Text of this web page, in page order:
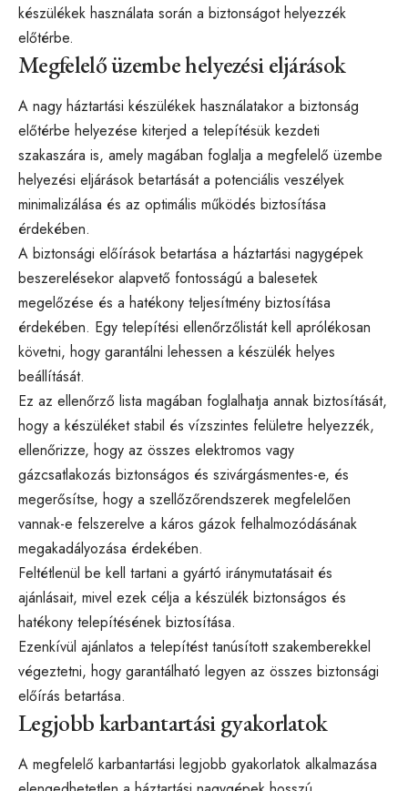
készülékek használata során a biztonságot helyezzék
előtérbe.
Megfelelő üzembe helyezési eljárások
A nagy háztartási készülékek használatakor a biztonság
előtérbe helyezése kiterjed a telepítésük kezdeti
szakaszára is, amely magában foglalja a megfelelő üzembe
helyezési eljárások betartását a potenciális veszélyek
minimalizálása és az optimális működés biztosítása
érdekében.
A biztonsági előírások betartása a háztartási nagygépek
beszerelésekor alapvető fontosságú a balesetek
megelőzése és a hatékony teljesítmény biztosítása
érdekében. Egy telepítési ellenőrzőlistát kell aprólékosan
követni, hogy garantálni lehessen a készülék helyes
beállítását.
Ez az ellenőrző lista magában foglalhatja annak biztosítását,
hogy a készüléket stabil és vízszintes felületre helyezzék,
ellenőrizze, hogy az összes elektromos vagy
gázcsatlakozás biztonságos és szivárgásmentes-e, és
megerősítse, hogy a szellőzőrendszerek megfelelően
vannak-e felszerelve a káros gázok felhalmozódásának
megakadályozása érdekében.
Feltétlenül be kell tartani a gyártó iránymutatásait és
ajánlásait, mivel ezek célja a készülék biztonságos és
hatékony telepítésének biztosítása.
Ezenkívül ajánlatos a telepítést tanúsított szakemberekkel
végeztetni, hogy garantálható legyen az összes biztonsági
előírás betartása.
Legjobb karbantartási gyakorlatok
A megfelelő karbantartási legjobb gyakorlatok alkalmazása